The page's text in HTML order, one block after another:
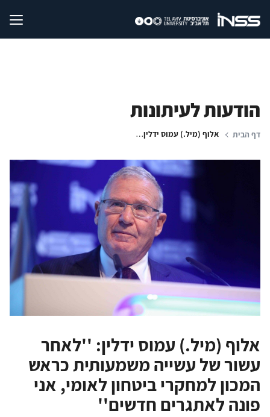
הודעות לעיתונות
דף הבית אלוף (מיל.) עמוס ידלין: ''לאחר עשור של עשייה משמעותית כראש המכון למחקרי ביטחון לאומי, אני פונה לאתגרים חדשים''
אלוף (מיל.) עמוס ידלין: ''לאחר
עשור של עשייה משמעותית כראש
המכון למחקרי ביטחון לאומי, אני
פונה לאתגרים חדשים''